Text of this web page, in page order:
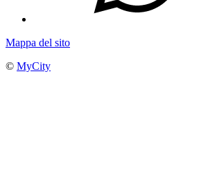
Mappa del sito
© MyCity